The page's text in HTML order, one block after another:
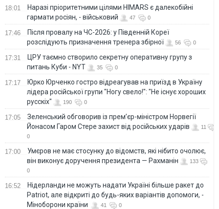
18:01
Наразі пріоритетними цілями HIMARS є далекобійні
гармати росіян, - військовий
47 0
17:46
Після провалу на ЧС-2026: у Південній Кореї
розслідують призначення тренера збірної
56 0
17:31
ЦРУ таємно створило секретну оперативну групу з
питань Куби - NYT
35 0
17:17
Юрко Юрченко гостро відреагував на приїзд в Україну
лідера російської групи "Ногу свело!": "Не існує хороших
русскіх"
190 0
17:05
Зеленський обговорив із прем’єр-міністром Норвегії
Йонасом Гаром Стере захист від російських ударів
11
0
17:00
Умєров не має стосунку до відомств, які нібито очолює,
він виконує доручення президента — Рахманін
133
0
16:52
Нідерланди не можуть надати Україні більше ракет до
Patriot, але відкриті до будь-яких варіантів допомоги, -
Міноборони країни
41 0